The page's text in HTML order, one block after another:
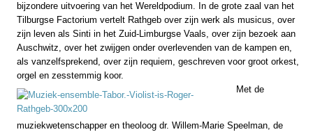
bijzondere uitvoering van het Wereldpodium. In de grote zaal van het
Tilburgse Factorium vertelt Rathgeb over zijn werk als musicus, over
zijn leven als Sinti in het Zuid-Limburgse Vaals, over zijn bezoek aan
Auschwitz, over het zwijgen onder overlevenden van de kampen en,
als vanzelfsprekend, over zijn requiem, geschreven voor groot orkest,
orgel en zesstemmig koor.
Met de
muziekwetenschapper en theoloog dr. Willem-Marie Speelman, de